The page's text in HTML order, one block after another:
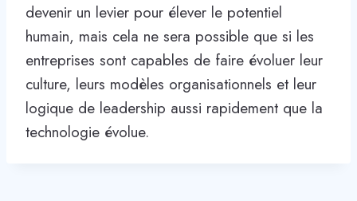
devenir un levier pour élever le potentiel
humain, mais cela ne sera possible que si les
entreprises sont capables de faire évoluer leur
culture, leurs modèles organisationnels et leur
logique de leadership aussi rapidement que la
technologie évolue.